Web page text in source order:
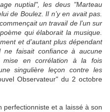
nuptial", les deus "Marteau
de Boulez. Il n’y en avait pas.
un travail de l’un sur
qui élaborait la musique.
et d’autant plus dépendant
ne faisait confiance à aucune
mise en corrélation à la fois
singulière leçon contre les
Observateur" du 2 octobre
perfectionniste et a laissé à son